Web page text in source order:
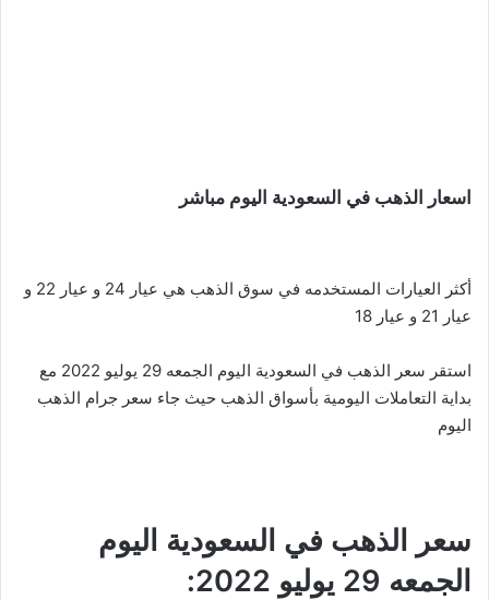
اسعار الذهب في السعودية اليوم مباشر
أكثر العيارات المستخدمه في سوق الذهب هي عيار 24 و عيار 22 و
عيار 21 و عيار 18
استقر سعر الذهب في السعودية اليوم الجمعه 29 يوليو 2022 مع
بداية التعاملات اليومية بأسواق الذهب حيث جاء سعر جرام الذهب
اليوم
سعر الذهب في السعودية اليوم
الجمعه 29 يوليو 2022: